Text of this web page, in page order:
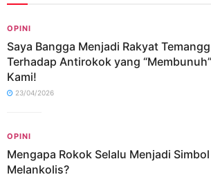
OPINI
Saya Bangga Menjadi Rakyat
Terhadap Antirokok yang
Kami!
23/04/2026
OPINI
Mengapa Rokok Selalu Menjadi
Melankolis?